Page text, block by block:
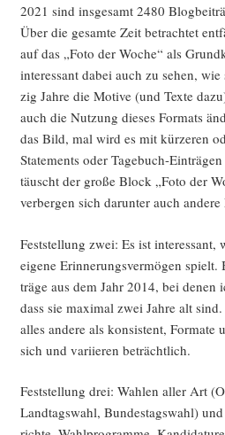
2021 sind ins­ge­samt 2480
Über die gesam­te Zeit betrach­tet
auf das „Foto der Woche“ als
inter­es­sant dabei auch zu sehen,
zig Jah­re die Moti­ve (und Tex­te
auch die Nut­zung die­ses For­mats
das Bild, mal wird es mit kür­ze­ren
State­ments oder Tage­buch-
täuscht der gro­ße Block „Foto der
ver­ber­gen sich dar­un­ter auch
Fest­stel­lung zwei: Es ist inter­es­sant,
eige­ne Erin­ne­rungs­ver­mö­gen
trä­ge aus dem Jahr 2014, bei
dass sie maxi­mal zwei Jah­re alt
alles ande­re als kon­sis­tent, For­ma­te
sich und vari­ie­ren beträchtlich.
Fest­stel­lung drei: Wah­len aller Art
Land­tags­wahl, Bun­des­tags­wahl)